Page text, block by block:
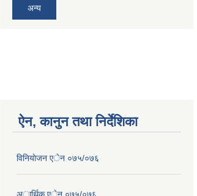
अन्य
ऐन, कानुन तथा निर्देशिका
विनियाेजन एेन ०७५/०७६
अार्थिक एेन ०७५/०७६